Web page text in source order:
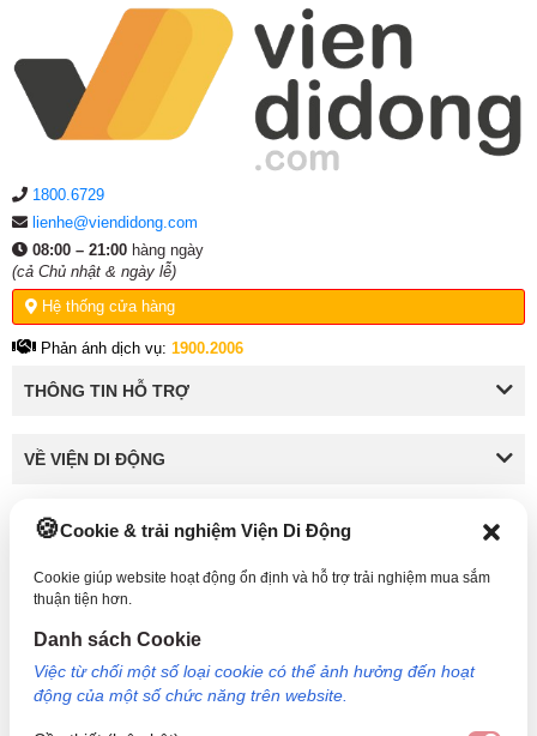
Cookie & trải nghiệm Viện Di Động
Cookie giúp website hoạt động ổn định và hỗ trợ trải nghiệm mua sắm
thuận tiện hơn.
Danh sách Cookie
Việc từ chối một số loại cookie có thể ảnh hưởng đến hoạt
động của một số chức năng trên website.
1800.6729
lienhe@viendidong.com
08:00 – 21:00 hàng ngày
(cả Chủ nhật & ngày lễ)
Hệ thống cửa hàng
Phản ánh dịch vụ: 1900.2006
THÔNG TIN HỖ TRỢ
VỀ VIỆN DI ĐỘNG
KẾT NỐI VỚI VIỆN DI ĐỘNG
Định, TP HCM. Mã số doanh nghiệp: 0317265132 - Ngày cấp: 25/04/2022 - Nơi cấp: Sở
kế hoạch và đầu tư TP Hồ Chí Minh. Giám đốc: Nguyễn Ngọc Ngân. Hotline: 1800.6729
(miễn phí) - Email: cskh@viendidong.com - Bản quyền thuộc về Viện Di Động.